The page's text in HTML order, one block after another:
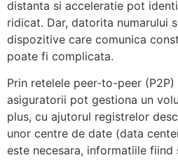
distanta si acceleratie pot
ridicat. Dar, datorita numarului
dispozitive care comunica
poate fi complicata.
Prin retelele peer-to-peer
asiguratorii pot gestiona un
plus, cu ajutorul registrelor
unor centre de date (data
este necesara, informatiile fiind